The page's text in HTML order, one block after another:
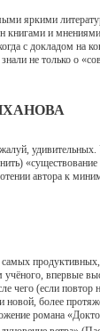
яркими
и
с докладом на
не только о
удивительных.
автора к
впервые
чего (если
новой, более
романа